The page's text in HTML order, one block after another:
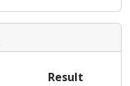
Result